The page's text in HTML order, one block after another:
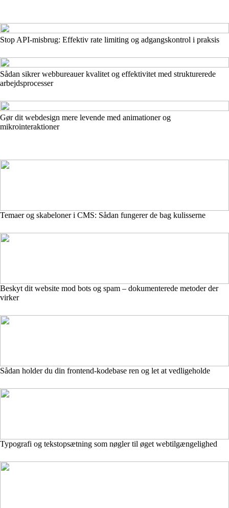
Stop API‑misbrug: Effektiv rate limiting og adgangskontrol i praksis
Sådan sikrer webbureauer kvalitet og effektivitet med strukturerede
arbejdsprocesser
Gør dit webdesign mere levende med animationer og
mikrointeraktioner
Temaer og skabeloner i CMS: Sådan fungerer de bag kulisserne
Beskyt dit website mod bots og spam – dokumenterede metoder der
virker
Sådan holder du din frontend-kodebase ren og let at vedligeholde
Typografi og tekstopsætning som nøgler til øget webtilgængelighed